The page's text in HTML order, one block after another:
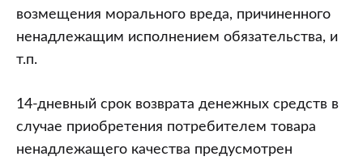
возмещения морального вреда, причиненного
ненадлежащим исполнением обязательства, и
т.п.
14-дневный срок возврата денежных средств в
случае приобретения потребителем товара
ненадлежащего качества предусмотрен